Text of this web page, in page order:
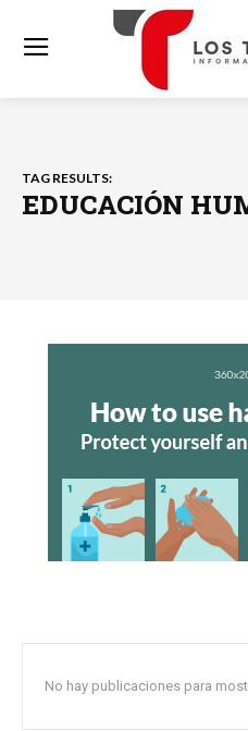
TAG RESULTS:
EDUCACIÓN
No hay publicaciones para